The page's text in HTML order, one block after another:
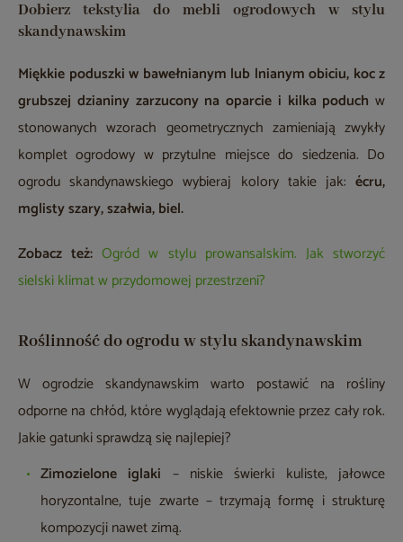
Dobierz tekstylia do mebli ogrodowych w stylu
skandynawskim
Miękkie poduszki w bawełnianym lub lnianym obiciu, koc z
grubszej dzianiny zarzucony na oparcie i kilka poduch w
stonowanych wzorach geometrycznych zamieniają zwykły
komplet ogrodowy w przytulne miejsce do siedzenia. Do
ogrodu skandynawskiego wybieraj kolory takie jak: écru,
mglisty szary, szałwia, biel.
Zobacz też: Ogród w stylu prowansalskim. Jak stworzyć
sielski klimat w przydomowej przestrzeni?
Roślinność do ogrodu w stylu skandynawskim
W ogrodzie skandynawskim warto postawić na rośliny
odporne na chłód, które wyglądają efektownie przez cały rok.
Jakie gatunki sprawdzą się najlepiej?
Zimozielone iglaki – niskie świerki kuliste, jałowce
horyzontalne, tuje zwarte – trzymają formę i strukturę
kompozycji nawet zimą.